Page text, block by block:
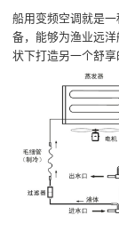
船用变频空调就是
备，能够为渔业远
状下打造另一个舒享